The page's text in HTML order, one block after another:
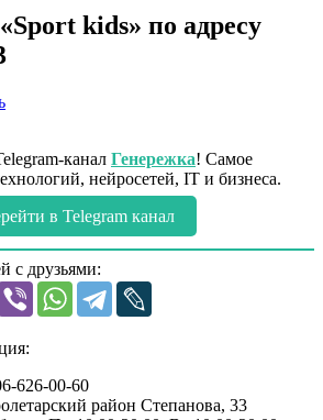
kids» по адресу
канал Генережка! Самое
нейросетей, IT и бизнеса.
в Telegram канал
с друзьями:
626-00-60
район Степанова, 33